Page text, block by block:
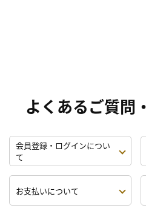
よくあるご質問
会員登録・ログインについ
て
お支払いについて